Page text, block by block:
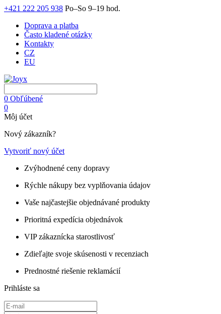
+421 222 205 938 Po–So 9–19 hod.
Doprava a platba
Často kladené otázky
Kontakty
CZ
EU
0 Obľúbené
0
Môj účet
Nový zákazník?
Vytvoriť nový účet
Zvýhodnené ceny dopravy
Rýchle nákupy bez vyplňovania údajov
Vaše najčastejšie objednávané produkty
Prioritná expedícia objednávok
VIP zákaznícka starostlivosť
Zdieľajte svoje skúsenosti v recenziach
Prednostné riešenie reklamácií
Prihláste sa